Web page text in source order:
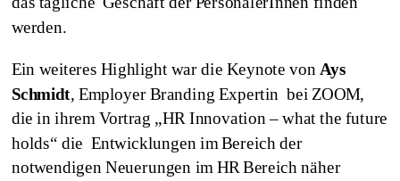
werden.
Ein weiteres Highlight war die Keynote von Ays
Schmidt, Employer Branding Expertin bei ZOOM,
die in ihrem Vortrag „HR Innovation – what the future
holds“ die Entwicklungen im Bereich der
notwendigen Neuerungen im HR Bereich näher